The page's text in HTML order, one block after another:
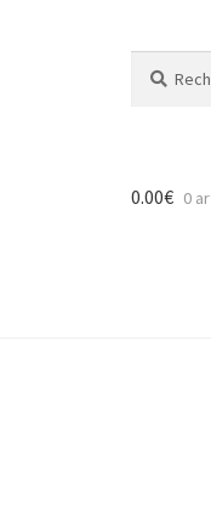
pour :
0.00€ 0